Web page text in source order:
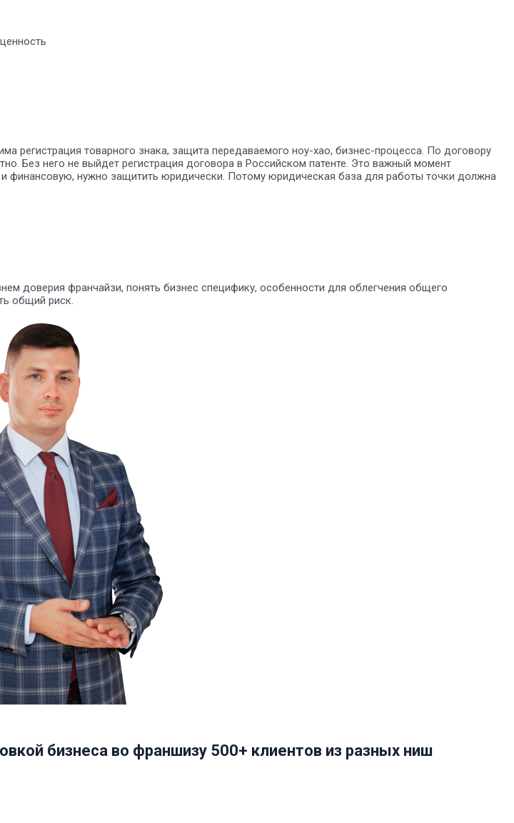
регистрация товарного знака, защита передаваемого ноу-хао, бизнес-процесса. По договору
Без него не выйдет регистрация договора в Российском патенте. Это важный момент
финансовую, нужно защитить юридически. Потому юридическая база для работы точки должна
доверия франчайзи, понять бизнес специфику, особенности для облегчения общего
общий риск.
бизнеса во франшизу 500+ клиентов из разных ниш